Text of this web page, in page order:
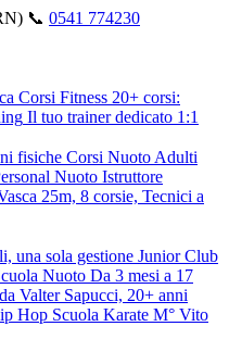
📞 0541 774230
Corsi Fitness 20+ corsi:
Il tuo trainer dedicato 1:1
fisiche Corsi Nuoto Adulti
Nuoto Istruttore
25m, 8 corsie, Tecnici a
una sola gestione Junior Club
Nuoto Da 3 mesi a 17
Valter Sapucci, 20+ anni
Hop Scuola Karate M° Vito